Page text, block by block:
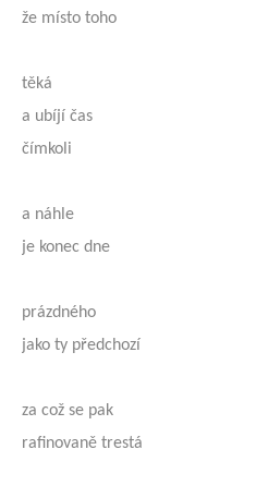
že místo toho
těká
a ubíjí čas
čímkoli
a náhle
je konec dne
prázdného
jako ty předchozí
za což se pak
rafinovaně trestá